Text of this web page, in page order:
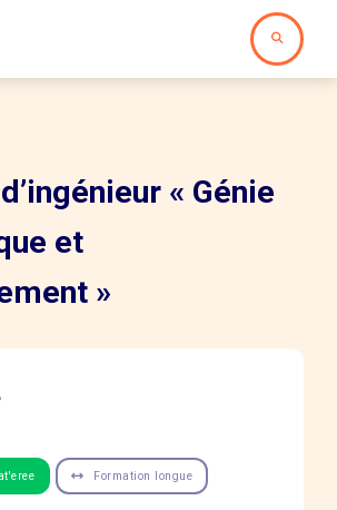
« Génie
et
»
Formation longue